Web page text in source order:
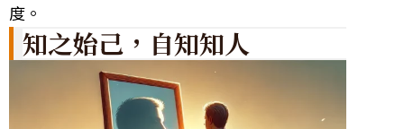
度。
知之始己，自知知人